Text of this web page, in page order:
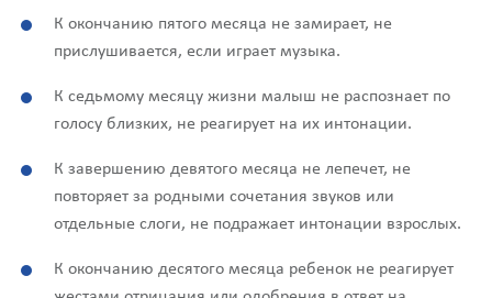
К окончанию пятого месяца не замирает, не
прислушивается, если играет музыка.
К седьмому месяцу жизни малыш не распознает по
голосу близких, не реагирует на их интонации.
К завершению девятого месяца не лепечет, не
повторяет за родными сочетания звуков или
отдельные слоги, не подражает интонации взрослых.
К окончанию десятого месяца ребенок не реагирует